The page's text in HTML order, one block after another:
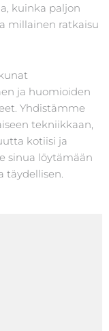
kuinka paljon
millainen ratkaisu
ja huomioiden
Yhdistämme
tekniikkaan,
kotiisi ja
sinua löytämään
täydellisen.